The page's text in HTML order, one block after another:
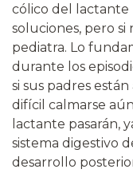
cólico del lactante
soluciones, pero si
pediatra. Lo
durante los
si sus padres están
difícil calmarse
lactante pasarán,
sistema digestivo
desarrollo